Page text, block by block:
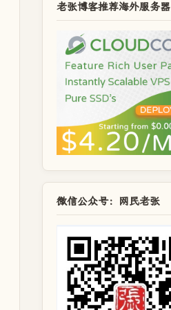
老张博客推荐海外服务器
微信公众号：网民老张